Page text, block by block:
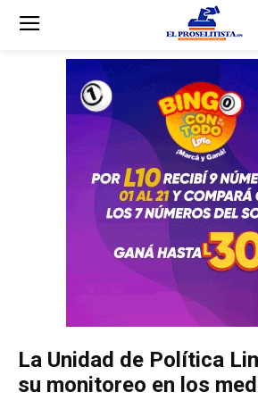
Partidos Políticos
Partido Liberal
Unificación Democrática
Anticorrupción
Partidos Políticos
Partido Liberal
Unificación Democrática
Anticorrupción
La Unidad de Política
su monitoreo en los